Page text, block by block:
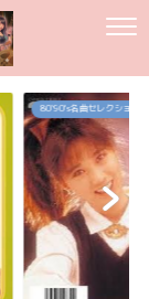
80`90's名曲セレクション